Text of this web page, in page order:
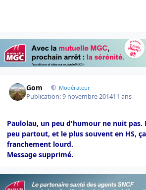
Gom Modérateur
Publication:9 novembre 201411 ans
Paulolau, un peu d'humour ne nuit pas.
peu partout, et le plus souvent en HS,
franchement lourd.
Message supprimé.